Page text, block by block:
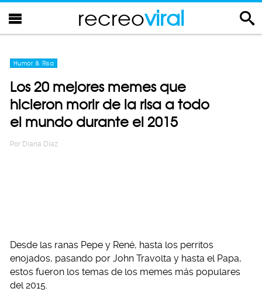
recreoviral
Humor & Risa
Los 20 mejores memes que
hicieron morir de la risa a todo
el mundo durante el 2015
Por Diana Diaz
Desde las ranas Pepe y René, hasta los perritos
enojados, pasando por John Travolta y hasta el Papa,
estos fueron los temas de los memes más populares
del 2015.